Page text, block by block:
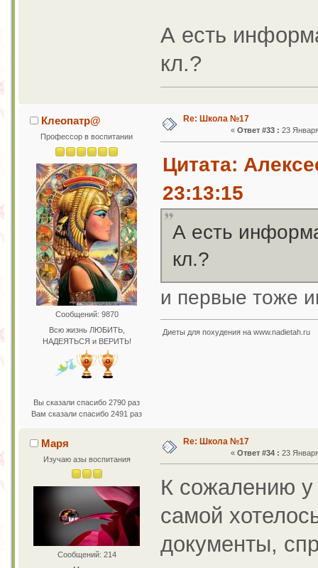
А есть
кл.?
Клеопатр@
Профессор в воспитании
Сообщений: 9870
Всю жизнь ЛЮБИТЬ,
НАДЕЯТЬСЯ и ВЕРИТЬ!
Вы сказали спасибо 2790 раз
Вам сказали спасибо 2491 раз
Re: Школа №17
« Ответ #33 : 23
Цитата:
23:13:15
А есть
кл.?
и первые тоже
Диеты для похудения на www.nadietah.ru
Маря
Изучаю азы воспитания
Сообщений: 214
Re: Школа №17
« Ответ #34 : 23
К сожалению
самой
документы,